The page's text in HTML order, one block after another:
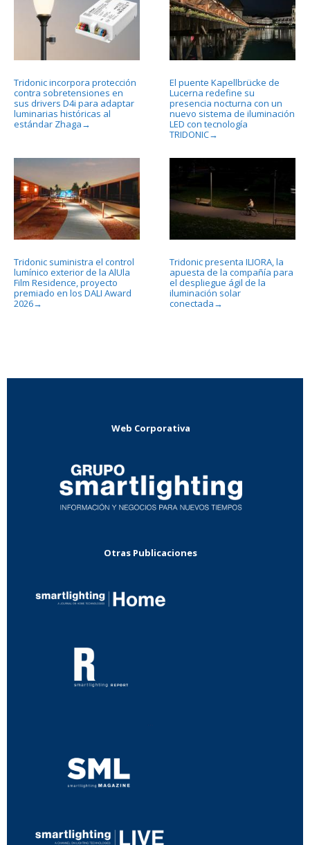
Tridonic incorpora protección
contra sobretensiones en
sus drivers D4i para adaptar
luminarias históricas al
estándar Zhaga →
El puente Kapellbrücke de
Lucerna redefine su
presencia nocturna con un
nuevo sistema de iluminación
LED con tecnología
TRIDONIC→
Tridonic suministra el control
lumínico exterior de la AlUla
Film Residence, proyecto
premiado en los DALI Award
2026→
Tridonic presenta ILIORA, la
apuesta de la compañía para
el despliegue ágil de la
iluminación solar
conectada →
Web Corporativa
Otras Publicaciones